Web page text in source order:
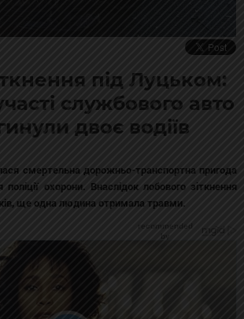
під Луцьком:
службового авто
двоє водіїв
смертельна дорожньо-транспортна пригода
поліції охорони. Внаслідок лобового зіткнення
ще одна людина отримала травми.